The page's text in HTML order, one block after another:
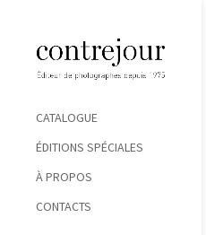
CATALOGUE
ÉDITIONS SPÉCIALES
À PROPOS
CONTACTS